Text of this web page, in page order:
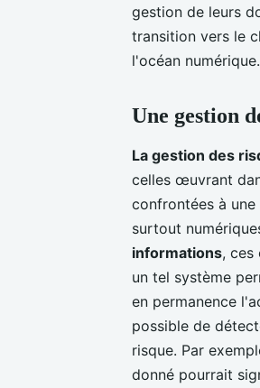
gestion de leurs
transition vers le
l'océan numérique.
Une gestion
La gestion des
celles œuvrant
confrontées à
surtout
informations, ces
un tel système
en permanence
possible de
risque. Par
donné pourrait